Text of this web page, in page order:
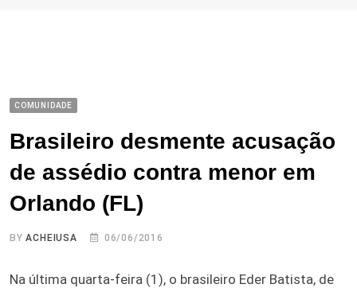
COMUNIDADE
Brasileiro desmente acusação
de assédio contra menor em
Orlando (FL)
BYACHEIUSA 06/06/2016
Na última quarta-feira (1), o brasileiro Eder Batista, de